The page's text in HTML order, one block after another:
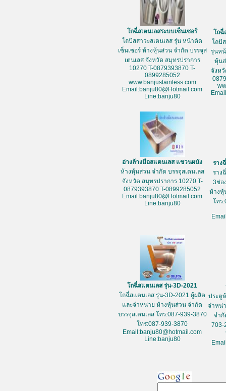
โถฉี่สเตนเลสระบบเซ็นเซอร์
โถปัสสาวะสเตนเลส รุ่น หน้าตัด
เซ็นเซอร์ ห้างหุ้นส่วน จำกัด บรรจุส
เตนเลส จังหวัด สมุทรปราการ
10270 T-0879393870 T-
0899285052
www.banjustainless.com
Email:banju80@Hotmail.com
Line:banju80
โถฉี่
โถปั
รุ่นห
หุ้น
จังห
อ่างล้างมือสแตนเลส แขวนผนัง
ห้างหุ้นส่วน จำกัด บรรจุสเตนเลส
จังหวัด สมุทรปราการ 10270 T-
0879393870 T-0899285052
Email:banju80@Hotmail.com
Line:banju80
ราง
ราง
3ช่อ
ห้างหุ้
โทร
โถฉี่สแตนเลส รุ่น-3D-2021
โถฉี่สแตนเลส รุ่น-3D-2021 ผู้ผลิต
และจำหน่าย ห้างหุ้นส่วน จำกัด
บรรจุสเตนเลส โทร:087-939-3870
โทร:087-939-3870
Email:banju80@hotmail.com
Line:banju80
ประตู
จำหน่
จำกั
703-